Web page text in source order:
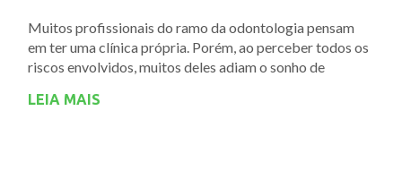
Muitos profissionais do ramo da odontologia pensam
em ter uma clínica própria. Porém, ao perceber todos os
riscos envolvidos, muitos deles adiam o sonho de
LEIA MAIS